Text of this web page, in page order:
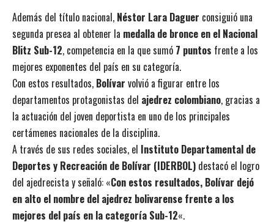
Además del título nacional, Néstor Lara Daguer consiguió una
segunda presea al obtener la medalla de bronce en el Nacional
Blitz Sub-12, competencia en la que sumó 7 puntos frente a los
mejores exponentes del país en su categoría.
Con estos resultados, Bolívar volvió a figurar entre los
departamentos protagonistas del ajedrez colombiano, gracias a
la actuación del joven deportista en uno de los principales
certámenes nacionales de la disciplina.
A través de sus redes sociales, el Instituto Departamental de
Deportes y Recreación de Bolívar (IDERBOL) destacó el logro
del ajedrecista y señaló: «Con estos resultados, Bolívar dejó
en alto el nombre del ajedrez bolivarense frente a los
mejores del país en la categoría Sub-12«.